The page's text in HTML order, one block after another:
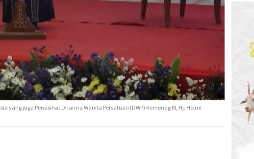
yang juga Penasihat Dharma Wanita Persatuan (DWP) Kemenag RI, Hj. Helmi